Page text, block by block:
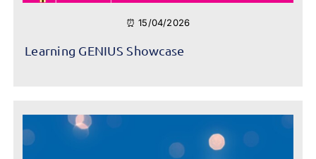
⏰ 15/04/2026
Learning GENIUS Showcase